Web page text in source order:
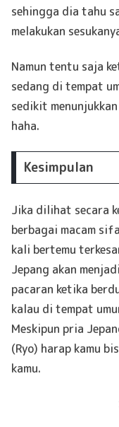
sehingga dia tahu
melakukan
Namun tentu saja
sedang di tempat
sedikit
haha.
Kesimpulan
Jika dilihat secara
berbagai macam
kali bertemu
Jepang akan
pacaran ketika
kalau di tempat
Meskipun pria
(Ryo) harap kamu
kamu.